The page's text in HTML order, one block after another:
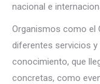
nacional e
Organismos como el
diferentes servicios
conocimiento, que
concretas, como